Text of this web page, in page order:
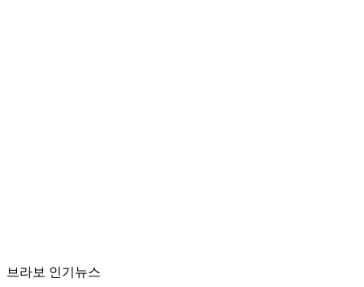
브라보 인기뉴스